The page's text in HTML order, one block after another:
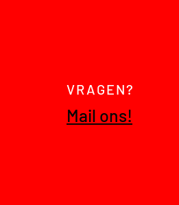
VRAGEN?
Mail ons!